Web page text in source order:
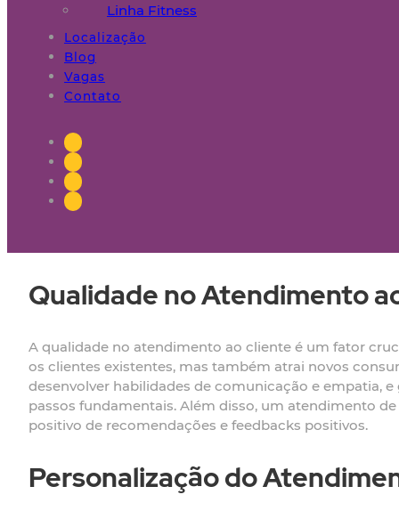
Linha Fitness
Localização
Blog
Vagas
Contato
Qualidade no Atendimento
A qualidade no atendimento ao cliente é um fator
os clientes existentes, mas também atrai novos
desenvolver habilidades de comunicação e empatia,
passos fundamentais. Além disso, um atendimento
positivo de recomendações e feedbacks positivos.
Personalização do